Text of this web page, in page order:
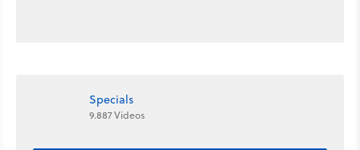
Specials
9.887 Videos